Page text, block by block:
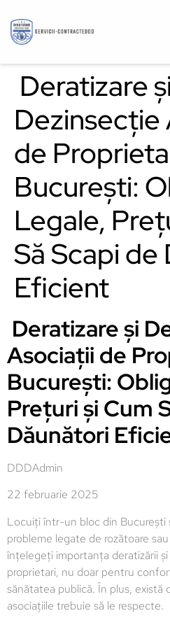
Deratizare
Dezinsecție
de
București:
Legale,
Să Scapi
Eficient
Deratizare și
Asociații de
București:
Prețuri și Cum
Dăunători
DDDAdmin
22 februarie 2025
Locuiți într-un bloc din București
probleme legate de rozătoare
înțelegeți importanța deratizării
proprietari, nu doar pentru
sănătatea publică. În plus, există
asociațiile trebuie să le respecte.